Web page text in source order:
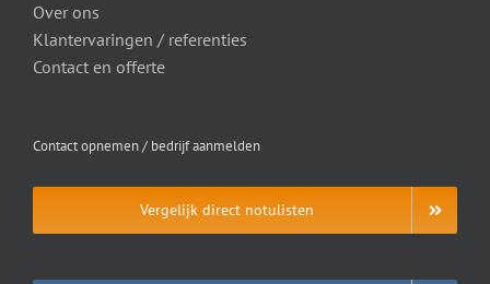
Over ons
Klantervaringen / referenties
Contact en offerte
Contact opnemen / bedrijf aanmelden
Vergelijk direct notulisten